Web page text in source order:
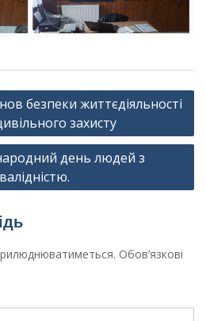
безпеки життєдіяльності
захисту
день людей з
Обов’язкові